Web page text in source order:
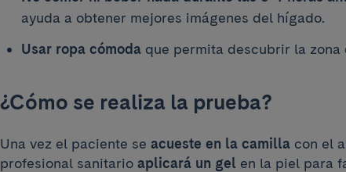
ayuda a obtener mejores imágenes del hígado.
Usar ropa cómodaque permita descubrir la zona
¿Cómo se realiza la prueba?
Una vez el paciente se acueste en la camillacon el
profesional sanitario aplicará un gel en la piel para